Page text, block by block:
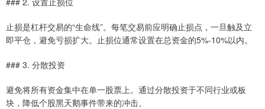
止损是杠杆交易的“生命线”。每笔交易前应明确止损点，一旦触及立
即平仓，避免亏损扩大。止损位通常设置在总资金的5%-10%以内。
### 3. 分散投资
避免将所有资金集中在单一股票上。通过分散投资于不同行业或板
块，降低个股黑天鹅事件带来的冲击。